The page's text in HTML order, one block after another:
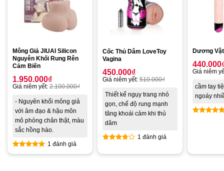
Mông Giả JIUAI Silicon
Nguyên Khối Rung Rên
Cảm Biến
Được xếp
1.950.000₫
Giá niêm yết: 2.100.000₫
- Nguyên khối mông giả
với âm đạo & hậu môn
mô phỏng chân thật, màu
sắc hồng hào.
1 đánh giá
Cốc Thủ Dâm LoveToy
Vagina
xếp
450.000₫
Giá niêm yết: 510.000₫
Thiết kế ngụy trang nhỏ
gọn, chế độ rung mạnh
tăng khoái cảm khi thủ
dâm
1 đánh giá
Dương
440.000
Giá niêm
cầm tay
ngoáy